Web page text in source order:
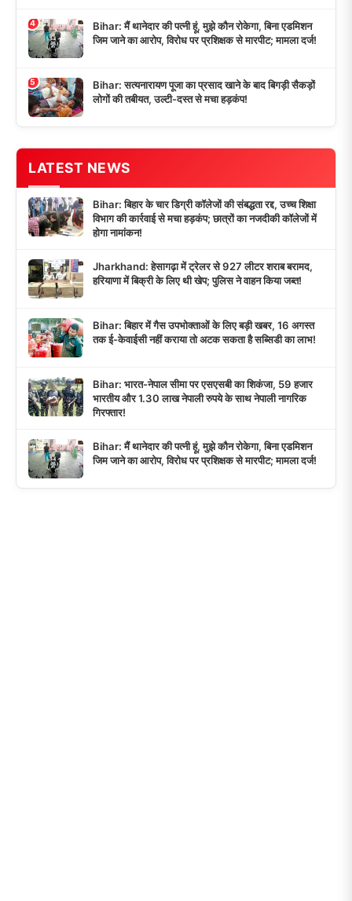
4
Bihar: मैं थानेदार की पत्नी हूं, मुझे कौन रोकेगा, बिना एडमिशन
जिम जाने का आरोप, विरोध पर प्रशिक्षक से मारपीट; मामला दर्ज!
5
Bihar: सत्यनारायण पूजा का प्रसाद खाने के बाद बिगड़ी सैकड़ों
लोगों की तबीयत, उल्टी-दस्त से मचा हड़कंप!
LATEST NEWS
Bihar: बिहार के चार डिग्री कॉलेजों की संबद्धता रद्द, उच्च शिक्षा
विभाग की कार्रवाई से मचा हड़कंप; छात्रों का नजदीकी कॉलेजों में
होगा नामांकन!
Jharkhand: हेसागढ़ा में ट्रेलर से 927 लीटर शराब बरामद,
हरियाणा में बिक्री के लिए थी खेप; पुलिस ने वाहन किया जब्त!
Bihar: बिहार में गैस उपभोक्ताओं के लिए बड़ी खबर, 16 अगस्त
तक ई-केवाईसी नहीं कराया तो अटक सकता है सब्सिडी का लाभ!
Bihar: भारत-नेपाल सीमा पर एसएसबी का शिकंजा, 59 हजार
भारतीय और 1.30 लाख नेपाली रुपये के साथ नेपाली नागरिक
गिरफ्तार!
Bihar: मैं थानेदार की पत्नी हूं, मुझे कौन रोकेगा, बिना एडमिशन
जिम जाने का आरोप, विरोध पर प्रशिक्षक से मारपीट; मामला दर्ज!